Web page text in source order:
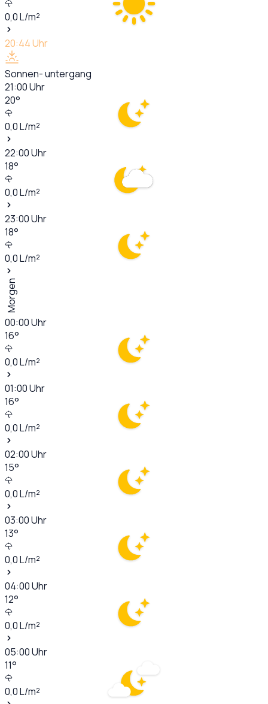
0,0L/m²
20:44Uhr
Sonnen- untergang
21:00Uhr
20°
0,0L/m²
22:00Uhr
18°
0,0L/m²
23:00Uhr
18°
0,0L/m²
Morgen
00:00Uhr
16°
0,0L/m²
01:00Uhr
16°
0,0L/m²
02:00Uhr
15°
0,0L/m²
03:00Uhr
13°
0,0L/m²
04:00Uhr
12°
0,0L/m²
05:00Uhr
11°
0,0L/m²